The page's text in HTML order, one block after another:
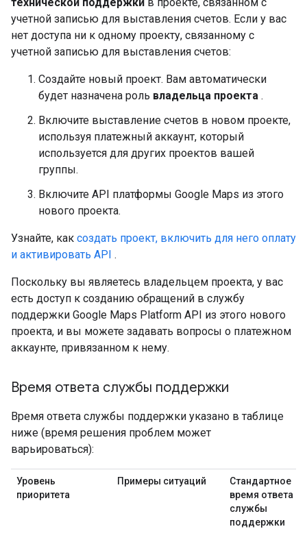
учетной записью для выставления счетов. Если у вас
нет доступа ни к одному проекту, связанному с
учетной записью для выставления счетов:
Создайте новый проект. Вам автоматически
будет назначена роль владельца проекта .
Включите выставление счетов в новом проекте,
используя платежный аккаунт, который
используется для других проектов вашей
группы.
Включите API платформы Google Maps из этого
нового проекта.
Узнайте, как создать проект, включить для него оплату
и активировать API .
Поскольку вы являетесь владельцем проекта, у вас
есть доступ к созданию обращений в службу
поддержки Google Maps Platform API из этого нового
проекта, и вы можете задавать вопросы о платежном
аккаунте, привязанном к нему.
Время ответа службы поддержки
Время ответа службы поддержки указано в таблице
ниже (время решения проблем может
варьироваться):
Уровень
приоритета
Примеры ситуаций
Стандартное
время ответа
службы
поддержки